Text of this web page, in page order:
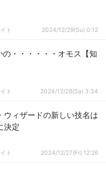
ト 2024/12/29(Su) 0:12
の・・・・・・オモス【知
ト 2024/12/28(Sa) 3:34
ィザードの新しい技名は
決定
ト 2024/12/27(Fr) 12:26